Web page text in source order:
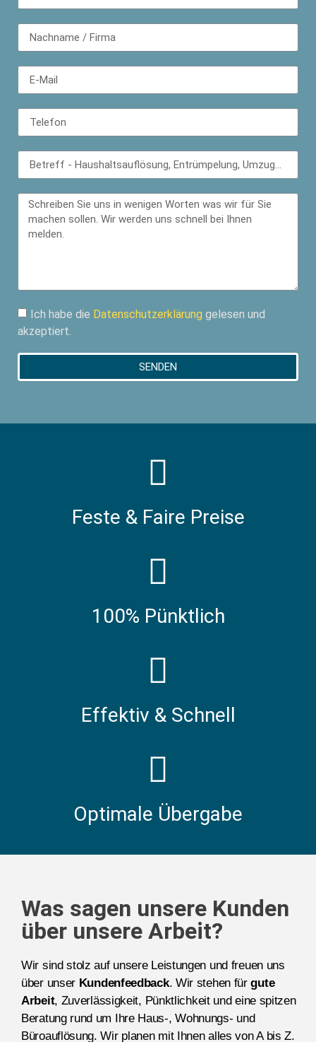
Ich habe die Datenschutzerklärung gelesen und
akzeptiert.
SENDEN
Feste & Faire Preise
100% Pünktlich
Effektiv & Schnell
Optimale Übergabe
Was sagen unsere Kunden
über unsere Arbeit?
Wir sind stolz auf unsere Leistungen und freuen uns
über unser Kundenfeedback. Wir stehen fürgute
Arbeit, Zuverlässigkeit, Pünktlichkeit und eine spitzen
Beratung rund um Ihre Haus-, Wohnungs- und
Büroauflösung. Wir planen mit Ihnen alles von A bis Z.